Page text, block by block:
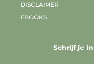
DISCLAIMER
EBOOKS
Schrijf je